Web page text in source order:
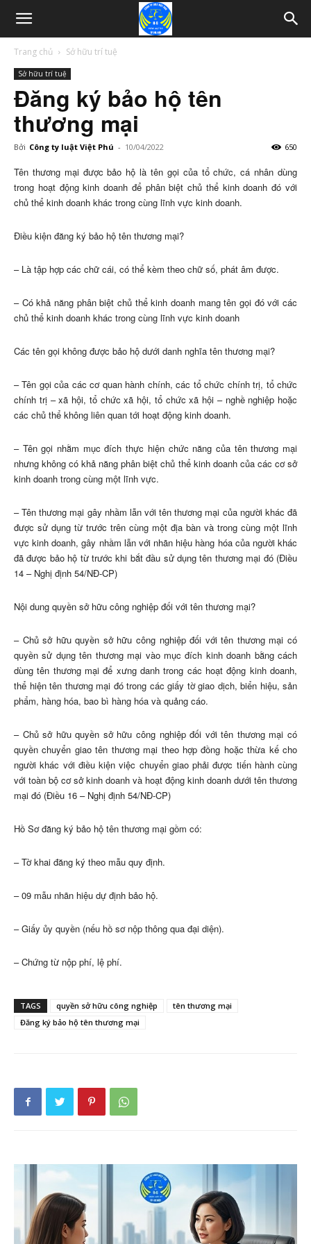
Trang chủ Sở hữu trí tuệ
Sở hữu trí tuệ
Đăng ký bảo hộ tên
thương mại
Bởi Công ty luật Việt Phú - 10/04/2022 650
Tên thương mại được bảo hộ là tên gọi của tổ chức, cá nhân dùng
trong hoạt động kinh doanh để phân biệt chủ thể kinh doanh đó với
chủ thể kinh doanh khác trong cùng lĩnh vực kinh doanh.
Điều kiện đăng ký bảo hộ tên thương mại?
– Là tập hợp các chữ cái, có thể kèm theo chữ số, phát âm được.
– Có khả năng phân biệt chủ thể kinh doanh mang tên gọi đó với các
chủ thể kinh doanh khác trong cùng lĩnh vực kinh doanh
Các tên gọi không được bảo hộ dưới danh nghĩa tên thương mại?
– Tên gọi của các cơ quan hành chính, các tổ chức chính trị, tổ chức
chính trị – xã hội, tổ chức xã hội, tổ chức xã hội – nghề nghiệp hoặc
các chủ thể không liên quan tới hoạt động kinh doanh.
– Tên gọi nhằm mục đích thực hiện chức năng của tên thương mại
nhưng không có khả năng phân biệt chủ thể kinh doanh của các cơ sở
kinh doanh trong cùng một lĩnh vực.
– Tên thương mại gây nhầm lẫn với tên thương mại của người khác đã
được sử dụng từ trước trên cùng một địa bàn và trong cùng một lĩnh
vực kinh doanh, gây nhầm lẫn với nhãn hiệu hàng hóa của người khác
đã được bảo hộ từ trước khi bắt đầu sử dụng tên thương mại đó (Điều
14 – Nghị định 54/NĐ-CP)
Nội dung quyền sở hữu công nghiệp đối với tên thương mại?
– Chủ sở hữu quyền sở hữu công nghiệp đối với tên thương mại có
quyền sử dụng tên thương mại vào mục đích kinh doanh bằng cách
dùng tên thương mại để xưng danh trong các hoạt động kinh doanh,
thể hiện tên thương mại đó trong các giấy tờ giao dịch, biển hiệu, sản
phẩm, hàng hóa, bao bì hàng hóa và quảng cáo.
– Chủ sở hữu quyền sở hữu công nghiệp đối với tên thương mại có
quyền chuyển giao tên thương mại theo hợp đồng hoặc thừa kế cho
người khác với điều kiện việc chuyển giao phải được tiến hành cùng
với toàn bộ cơ sở kinh doanh và hoạt động kinh doanh dưới tên thương
mại đó (Điều 16 – Nghị định 54/NĐ-CP)
Hồ Sơ đăng ký bảo hộ tên thương mại gồm có:
– Tờ khai đăng ký theo mẫu quy định.
– 09 mẫu nhãn hiệu dự định bảo hộ.
– Giấy ủy quyền (nếu hồ sơ nộp thông qua đại diện).
– Chứng từ nộp phí, lệ phí.
TAGS quyền sở hữu công nghiệp
tên thương mại
Đăng ký bảo hộ tên thương mại